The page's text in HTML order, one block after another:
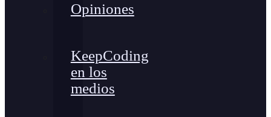
Opiniones
KeepCoding
en los
medios